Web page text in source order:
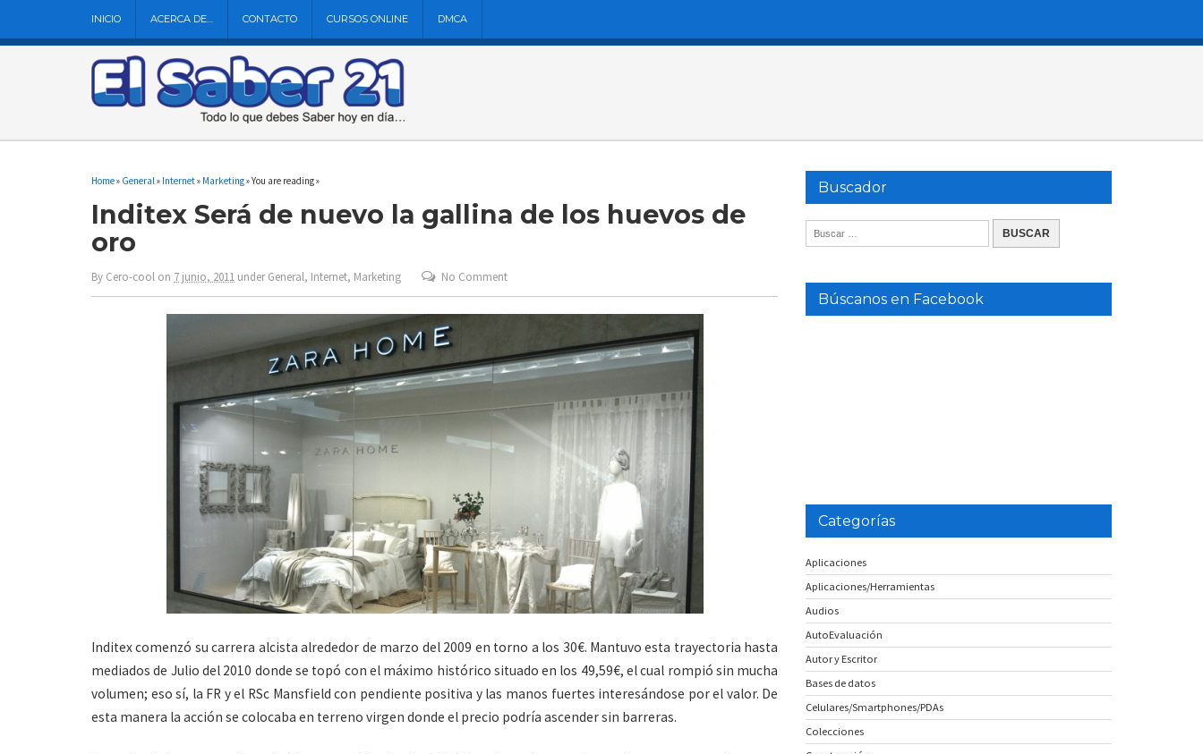
INICIO ACERCA DE… CONTACTO CURSOS ONLINE DMCA
Home» General» Internet» Marketing» You are reading »
Inditex Será de nuevo la gallina de los huevos de
oro
By Cero-cool on 7 junio, 2011 underGeneral, Internet, Marketing No Comment
Inditex comenzó su carrera alcista alrededor de marzo del 2009 en torno a los 30€. Mantuvo esta trayectoria hasta
mediados de Julio del 2010 donde se topó con el máximo histórico situado en los 49,59€, el cual rompió sin mucha
volumen; eso sí, la FR y el RSc Mansfield con pendiente positiva y las manos fuertes interesándose por el valor. De
esta manera la acción se colocaba en terreno virgen donde el precio podría ascender sin barreras.
Buscador
Búscanos en Facebook
Categorías
Aplicaciones
Aplicaciones/Herramientas
Audios
AutoEvaluación
Autor y Escritor
Bases de datos
Celulares/Smartphones/PDAs
Colecciones